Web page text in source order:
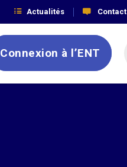
Actualités Contact
Connexion à l’ENT